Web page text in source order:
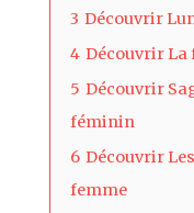
3 Découvrir
4 Découvrir La
5 Découvrir
féminin
6 Découvrir
femme